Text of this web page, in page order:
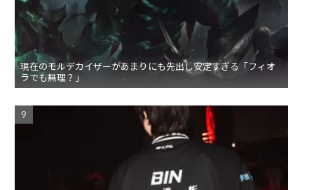
現在のモルデカイザーがあまりにも先出し安定すぎる「フィオ
ラでも無理？」